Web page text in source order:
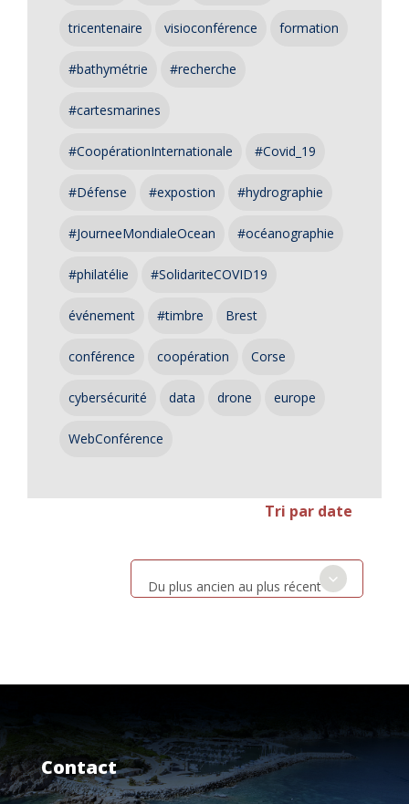
tricentenaire visioconférence formation
#bathymétrie #recherche
#cartesmarines
#CoopérationInternationale #Covid_19
#Défense #expostion #hydrographie
#JourneeMondialeOcean #océanographie
#philatélie #SolidariteCOVID19
événement #timbre Brest
conférence coopération Corse
cybersécurité data drone europe
WebConférence
Tri par date
Du plus ancien au plus récent
Contact